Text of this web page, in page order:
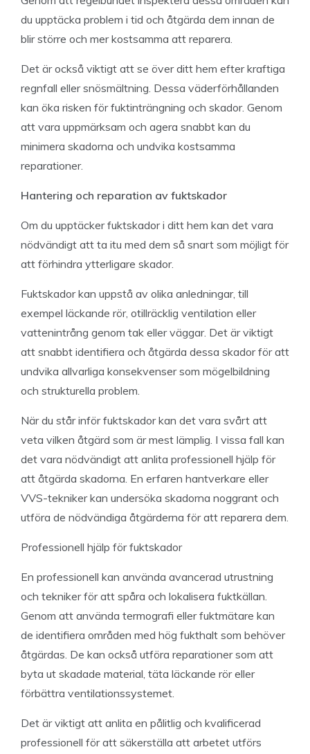
du upptäcka problem i tid och åtgärda dem innan de
blir större och mer kostsamma att reparera.
Det är också viktigt att se över ditt hem efter kraftiga
regnfall eller snösmältning. Dessa väderförhållanden
kan öka risken för fuktinträngning och skador. Genom
att vara uppmärksam och agera snabbt kan du
minimera skadorna och undvika kostsamma
reparationer.
Hantering och reparation av fuktskador
Om du upptäcker fuktskador i ditt hem kan det vara
nödvändigt att ta itu med dem så snart som möjligt för
att förhindra ytterligare skador.
Fuktskador kan uppstå av olika anledningar, till
exempel läckande rör, otillräcklig ventilation eller
vattenintrång genom tak eller väggar. Det är viktigt
att snabbt identifiera och åtgärda dessa skador för att
undvika allvarliga konsekvenser som mögelbildning
och strukturella problem.
När du står inför fuktskador kan det vara svårt att
veta vilken åtgärd som är mest lämplig. I vissa fall kan
det vara nödvändigt att anlita professionell hjälp för
att åtgärda skadorna. En erfaren hantverkare eller
VVS-tekniker kan undersöka skadorna noggrant och
utföra de nödvändiga åtgärderna för att reparera dem.
Professionell hjälp för fuktskador
En professionell kan använda avancerad utrustning
och tekniker för att spåra och lokalisera fuktkällan.
Genom att använda termografi eller fuktmätare kan
de identifiera områden med hög fukthalt som behöver
åtgärdas. De kan också utföra reparationer som att
byta ut skadade material, täta läckande rör eller
förbättra ventilationssystemet.
Det är viktigt att anlita en pålitlig och kvalificerad
professionell för att säkerställa att arbetet utförs